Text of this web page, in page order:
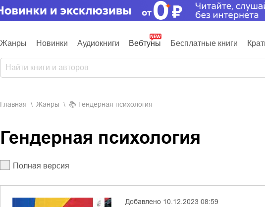
Жанры Новинки Аудиокниги Вебтуны Бесплатные книги
Главная Жанры Гендерная психология
Гендерная психология
Полная версия
Добавлено 10.12.2023 08:59